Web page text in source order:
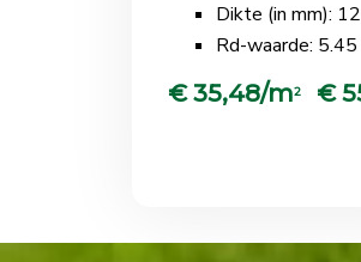
Dikte (in mm):
Rd-waarde: 5.45
€ 35,48/m2 €